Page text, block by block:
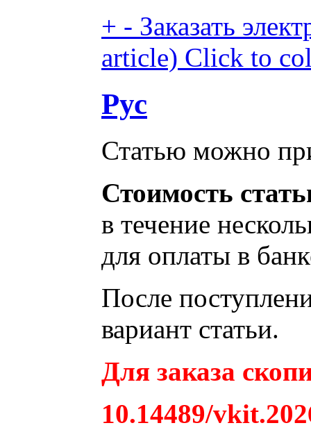
+ - Заказать
article) Click to
Рус
Статью можно
Стоимость
в течение
для оплаты в
После
вариант статьи.
Для заказа
10.14489/